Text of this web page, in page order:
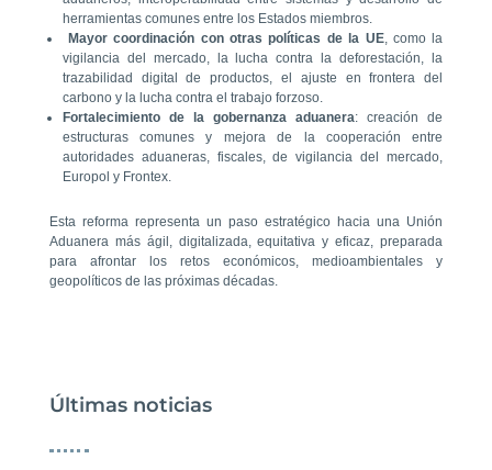
herramientas comunes entre los Estados miembros.
Mayor coordinación con otras políticas de la UE, como la
vigilancia del mercado, la lucha contra la deforestación, la
trazabilidad digital de productos, el ajuste en frontera del
carbono y la lucha contra el trabajo forzoso.
Fortalecimiento de la gobernanza aduanera: creación de
estructuras comunes y mejora de la cooperación entre
autoridades aduaneras, fiscales, de vigilancia del mercado,
Europol y Frontex.
Esta reforma representa un paso estratégico hacia una Unión
Aduanera más ágil, digitalizada, equitativa y eficaz, preparada
para afrontar los retos económicos, medioambientales y
geopolíticos de las próximas décadas.
Últimas noticias